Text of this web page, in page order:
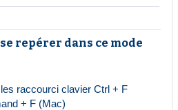
repérer dans ce mode
raccourci clavier Ctrl + F
+ F (Mac)